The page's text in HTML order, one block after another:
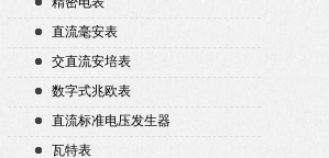
直流毫安表
交直流安培表
数字式兆欧表
直流标准电压发生器
瓦特表